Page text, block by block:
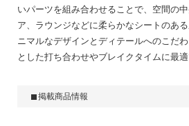
いパーツを組み合わせることで、空間の
ア、ラウンジなどに柔らかなシートのあ
ニマルなデザインとディテールへのこだ
とした打ち合わせやブレイクタイムに最適
掲載商品情報